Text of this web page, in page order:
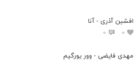
افشین آذری - آنا
0
0
مهدی فایضی - وور یورگیم